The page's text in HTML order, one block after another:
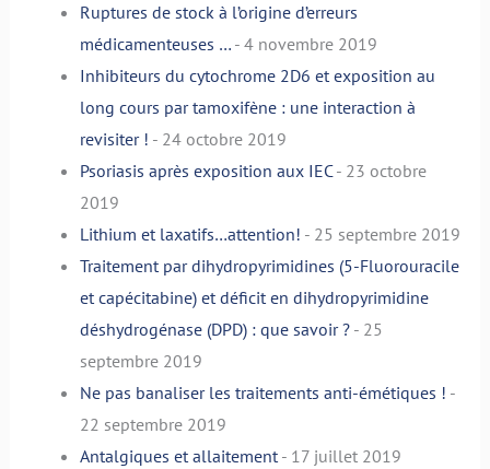
Ruptures de stock à l’origine d’erreurs
médicamenteuses …- 4 novembre 2019
Inhibiteurs du cytochrome 2D6 et exposition au
long cours par tamoxifène : une interaction à
revisiter ! - 24 octobre 2019
Psoriasis après exposition aux IEC- 23 octobre
2019
Lithium et laxatifs…attention! - 25 septembre 2019
Traitement par dihydropyrimidines (5-Fluorouracile
et capécitabine) et déficit en dihydropyrimidine
déshydrogénase (DPD) : que savoir ?- 25
septembre 2019
Ne pas banaliser les traitements anti-émétiques ! -
22 septembre 2019
Antalgiques et allaitement- 17 juillet 2019